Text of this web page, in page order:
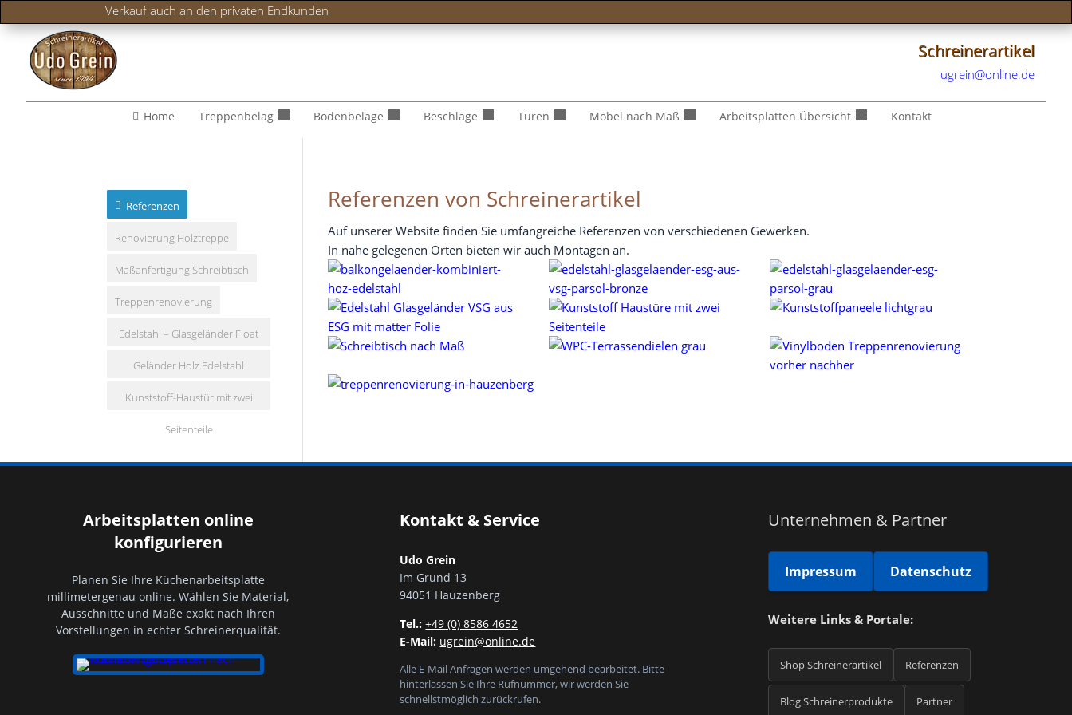
Verkauf auch an den privaten Endkunden
Schreinerartikel
ugrein@online.de
Home Treppenbelag Bodenbeläge Beschläge Türen Möbel nach Maß Arbeitsplatten Übersicht Kontakt
Referenzen von Schreinerartikel
Auf unse­rer Web­site fin­den Sie umfang­rei­che Refe­ren­zen von ver­schie­de­nen Gewerken.
In nahe gele­ge­nen Orten bie­ten wir auch Mon­ta­gen an.
Referenzen
Renovierung Holztreppe
Maßanfertigung Schreibtisch
Treppenrenovierung
Edelstahl – Glasgeländer Float
mit matter Folie
Geländer Holz Edelstahl
kombiniert
Kunststoff-Haustür mit zwei
Seitenteile
Arbeitsplatten online
konfigurieren
Planen Sie Ihre Küchenarbeitsplatte
millimetergenau online. Wählen Sie Material,
Ausschnitte und Maße exakt nach Ihren
Vorstellungen in echter Schreinerqualität.
Kontakt & Service
Udo Grein
Im Grund 13
94051 Hauzenberg
Tel.: +49 (0) 8586 4652
E-Mail: ugrein@online.de
Alle E-Mail Anfragen werden umgehend bearbeitet. Bitte
hinterlassen Sie Ihre Rufnummer, wir werden Sie
schnellstmöglich zurückrufen.
Unternehmen & Partner
Impressum Datenschutz
Weitere Links & Portale:
Shop Schreinerartikel Referenzen
Blog Schreinerprodukte Partner